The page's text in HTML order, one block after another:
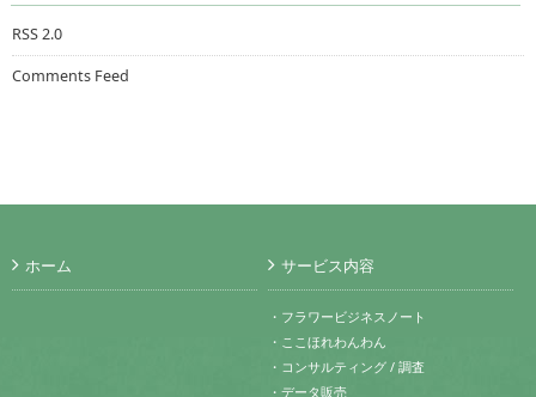
RSS 2.0
Comments Feed
ホーム サービス内容
・フラワービジネスノート
・ここほれわんわん
・コンサルティング / 調査
・データ販売